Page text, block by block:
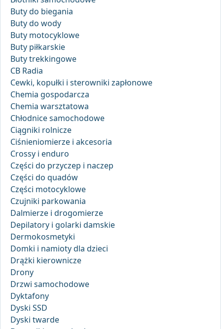
Buty do biegania
Buty do wody
Buty motocyklowe
Buty piłkarskie
Buty trekkingowe
CB Radia
Cewki, kopułki i sterowniki zapłonowe
Chemia gospodarcza
Chemia warsztatowa
Chłodnice samochodowe
Ciągniki rolnicze
Ciśnieniomierze i akcesoria
Crossy i enduro
Części do przyczep i naczep
Części do quadów
Części motocyklowe
Czujniki parkowania
Dalmierze i drogomierze
Depilatory i golarki damskie
Dermokosmetyki
Domki i namioty dla dzieci
Drążki kierownicze
Drony
Drzwi samochodowe
Dyktafony
Dyski SSD
Dyski twarde